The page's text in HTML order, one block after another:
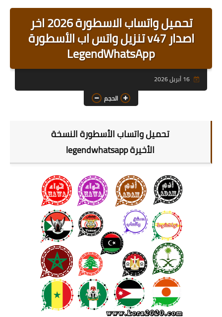
رابط فرعي
رابط فرعي
رابط فرعي
رابط فرعي
رابط فرعي
تحميل واتساب الاسطورة 2026 اخر
اصدار v47 تنزيل واتس اب الأسطورة
LegendWhatsApp
16 أبريل 2026
الحجم
تحميل واتساب الأسطورة النسخة
الأخيرةlegendwhatsapp